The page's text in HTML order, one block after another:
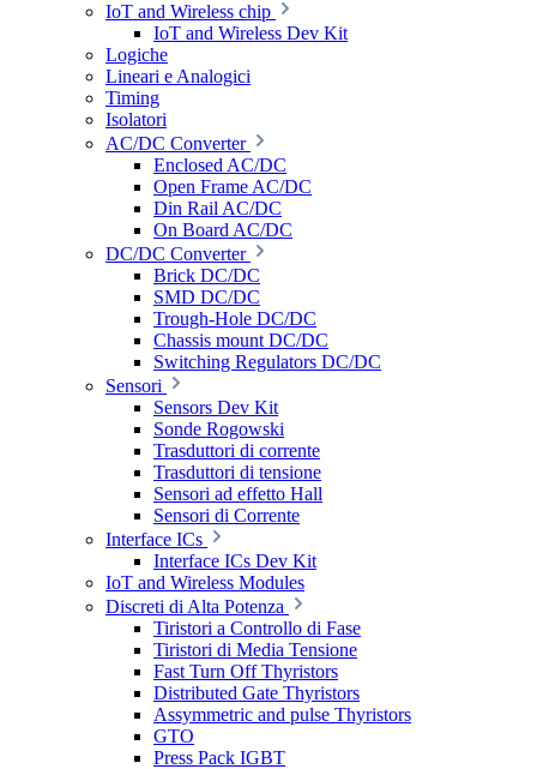
IoT and Wireless chip
IoT and Wireless Dev Kit
Logiche
Lineari e Analogici
Timing
Isolatori
AC/DC Converter
Enclosed AC/DC
Open Frame AC/DC
Din Rail AC/DC
On Board AC/DC
DC/DC Converter
Brick DC/DC
SMD DC/DC
Trough-Hole DC/DC
Chassis mount DC/DC
Switching Regulators DC/DC
Sensori
Sensors Dev Kit
Sonde Rogowski
Trasduttori di corrente
Trasduttori di tensione
Sensori ad effetto Hall
Sensori di Corrente
Interface ICs
Interface ICs Dev Kit
IoT and Wireless Modules
Discreti di Alta Potenza
Tiristori a Controllo di Fase
Tiristori di Media Tensione
Fast Turn Off Thyristors
Distributed Gate Thyristors
Assymmetric and pulse Thyristors
GTO
Press Pack IGBT